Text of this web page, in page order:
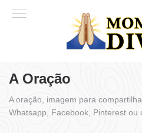
A Oração
A oração, imagem para
Whatsapp, Facebook, Pinterest ou